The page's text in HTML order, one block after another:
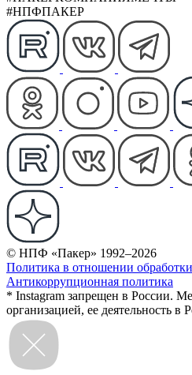
#НПФПАКЕР
© НПФ «Пакер» 1992–2026
Политика в отношении
Антикоррупционная политика
* Instagram запрещен в России.
организацией, ее деятельность в